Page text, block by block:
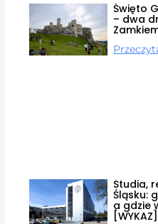
Święto
– dwa
Studia,
Śląsku:
a gdzie
[WYKAZ]